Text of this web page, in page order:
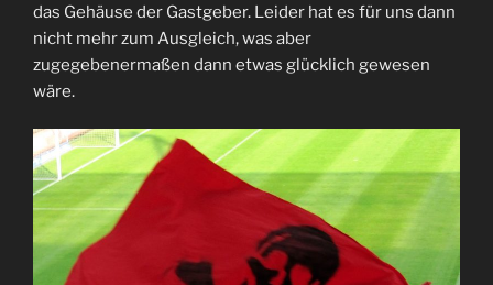
das Gehäuse der Gastgeber. Leider hat es für uns dann
nicht mehr zum Ausgleich, was aber
zugegebenermaßen dann etwas glücklich gewesen
wäre.